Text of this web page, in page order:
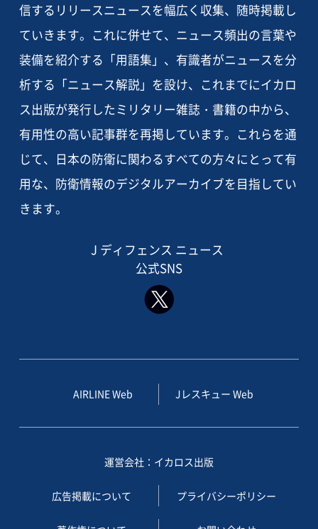
信するリリースニュースを幅広く収集、随時掲載し
ていきます。これに併せて、ニュース頻出の言葉や
装備を紹介する「用語集」、有識者がニュースを分
析する「ニュース解説」を設け、これまでにイカロ
ス出版が発行したミリタリー雑誌・書籍の中から、
有用性の高い記事群を再掲しています。これらを通
じて、日本の防衛に関わるすべての方々にとって有
用な、防衛情報のデジタルアーカイブを目指してい
きます。
J ディフェンス ニュース
公式SNS
AIRLINE Web Jレスキュー Web
運営会社：イカロス出版
広告掲載について プライバシーポリシー